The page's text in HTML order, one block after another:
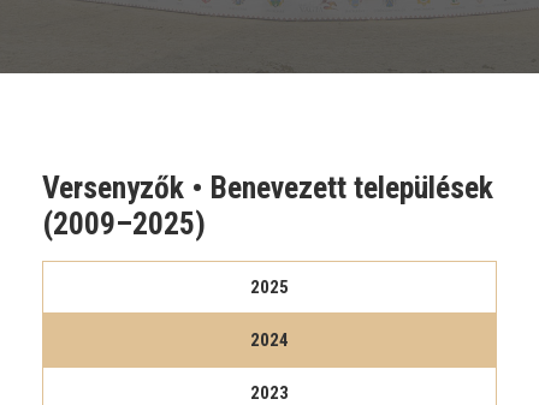
Versenyzők • Benevezett települések
(2009–2025)
2025
2024
2023